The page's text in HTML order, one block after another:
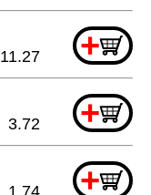
+
11.27
+
3.72
+
1.74